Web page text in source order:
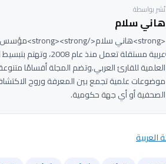
نُشر بواسطة
هاني سلام
عربية مستقلة تعمل
العلمية للقارئ العربي.وتضم المجلة أقسامًا
موضوعات علمية تجمع بين المعرفة وروح
الصحفية أو أي جهة حكومية.
العربية